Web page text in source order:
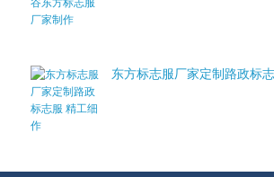
东方标志服厂家定制路政标